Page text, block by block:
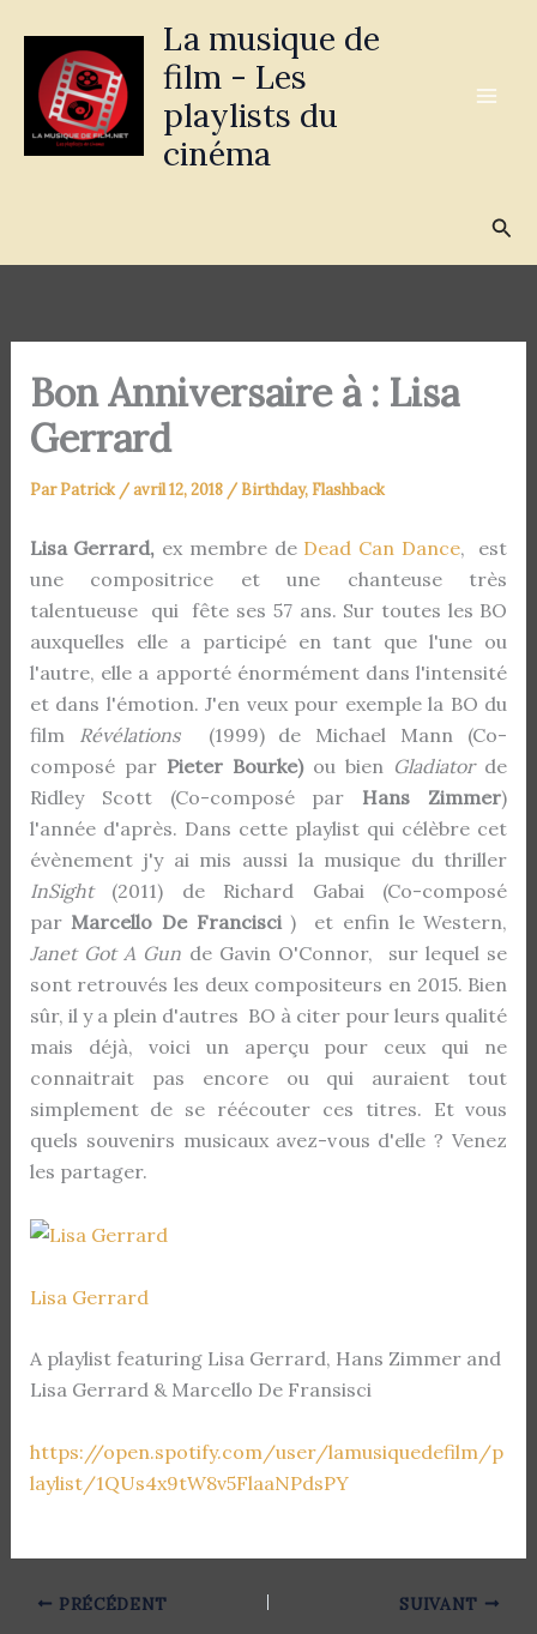
contenu
La musique de
film - Les
playlists du
cinéma
Bon Anniversaire à : Lisa
Gerrard
ParPatrick /avril 12, 2018 / Birthday,Flashback
Lisa Gerrard, ex membre de Dead Can Dance, est
une compositrice et une chanteuse très
talentueuse qui fête ses 57 ans. Sur toutes les BO
auxquelles elle a participé en tant que l'une ou
l'autre, elle a apporté énormément dans l'intensité
et dans l'émotion. J'en veux pour exemple la BO du
film
Révélations(1999) de Michael Mann (Co-
composé par Pieter Bourke)ou bien Gladiator de
Ridley Scott (Co-composé par Hans Zimmer)
l'année d'après. Dans cette playlist qui célèbre cet
évènement j'y ai mis aussi la musique du thriller
InSight(2011) de Richard Gabai (Co-composé
par Marcello De Francisci) et enfin le Western,
Janet Got A Gun de Gavin O'Connor, sur lequel se
sont retrouvés les deux compositeurs en 2015. Bien
sûr, il y a plein d'autres BO à citer pour leurs qualité
mais déjà, voici un aperçu pour ceux qui ne
connaitrait pas encore ou qui auraient tout
simplement de se réécouter ces titres. Et vous
quels souvenirs musicaux avez-vous d'elle ? Venez
les partager.
Lisa Gerrard
A playlist featuring Lisa Gerrard, Hans Zimmer and
Lisa Gerrard & Marcello De Fransisci
https://open.spotify.com/user/lamusiquedefilm/p
laylist/1QUs4x9tW8v5FlaaNPdsPY
PRÉCÉDENT SUIVANT